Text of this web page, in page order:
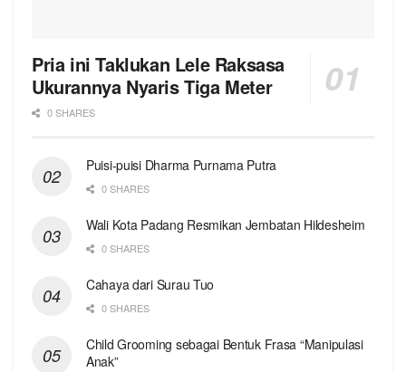
Pria ini Taklukan Lele Raksasa
Ukurannya Nyaris Tiga Meter
0 SHARES
Puisi-puisi Dharma Purnama Putra
0 SHARES
Wali Kota Padang Resmikan Jembatan Hildesheim
0 SHARES
Cahaya dari Surau Tuo
0 SHARES
Child Grooming sebagai Bentuk Frasa “Manipulasi
Anak”